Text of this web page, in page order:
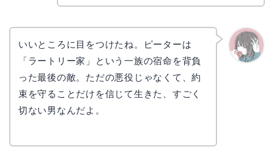
いいところに目をつけたね。ピーターは
「ラートリー家」という一族の宿命を背負
った最後の敵。ただの悪役じゃなくて、約
束を守ることだけを信じて生きた、すごく
切ない男なんだよ。